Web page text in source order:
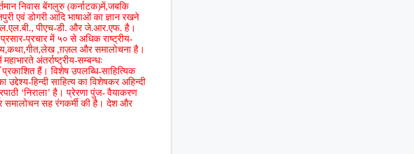
निवास बेंगलुरु (कर्नाटक)में,जबकि
एवं डोगरी आदि भाषाओं का ज्ञान रखने
पीएच-डी. और जे.आर.एफ. है।
प्रचार में ५० से अधिक राष्ट्रीय-
,ग़ज़ल और समालोचना है।
अंतर्राष्ट्रीय-सम्बन्धः
हैं। विशेष उपलब्धि-साहित्यिक
हिन्दी साहित्य का विशेषकर अहिन्दी
‘निराला’ है। प्रेरणा पुंज- वैयाकरण
समालोचन सह रंगकर्मी की है। देश और